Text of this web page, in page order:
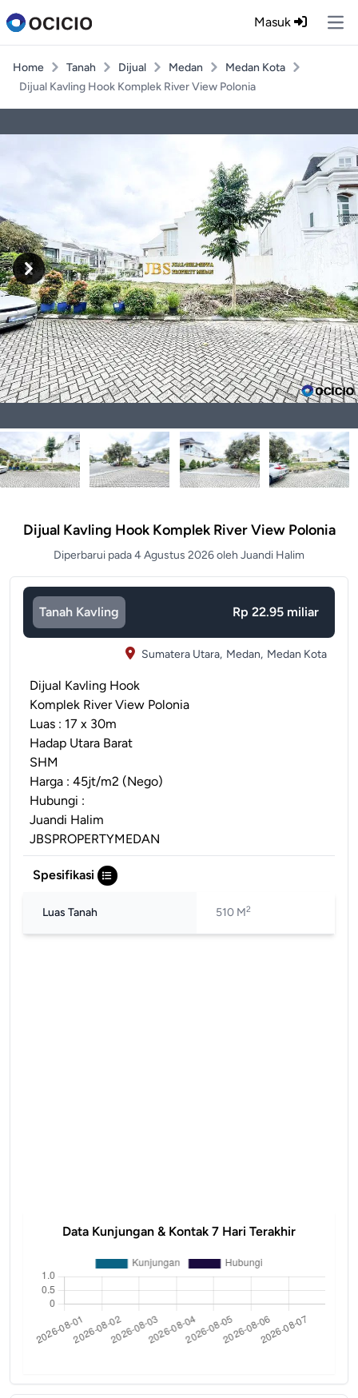
Masuk
Home Tanah Dijual Medan
Medan Kota
Dijual Kavling Hook Komplek River View Polonia
Previous
Next
Dijual Kavling Hook Komplek River View Polonia
Diperbarui pada 4 Agustus 2026 oleh Juandi Halim
Tanah Kavling Rp 22.95 miliar
Sumatera Utara, Medan, Medan Kota
Dijual Kavling Hook
Komplek River View Polonia
Luas : 17 x 30m
Hadap Utara Barat
SHM
Harga : 45jt/m2 (Nego)
Hubungi :
Juandi Halim
JBSPROPERTYMEDAN
Spesifikasi
Luas Tanah 510 M2
Data Kunjungan & Kontak 7 Hari Terakhir